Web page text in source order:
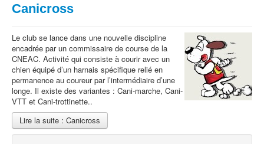
Canicross
Le club se lance dans une nouvelle discipline
encadrée par un commissaire de course de la
CNEAC. Activité qui consiste à courir avec un
chien équipé d’un harnais spécifique relié en
permanence au coureur par l’intermédiaire d’une
longe. Il existe des variantes : Cani-marche, Cani-
VTT et Cani-trottinette..
Lire la suite : Canicross